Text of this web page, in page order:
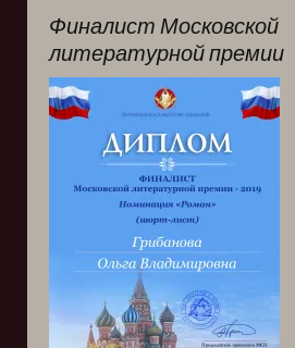
Финалист Московской
литературной премии